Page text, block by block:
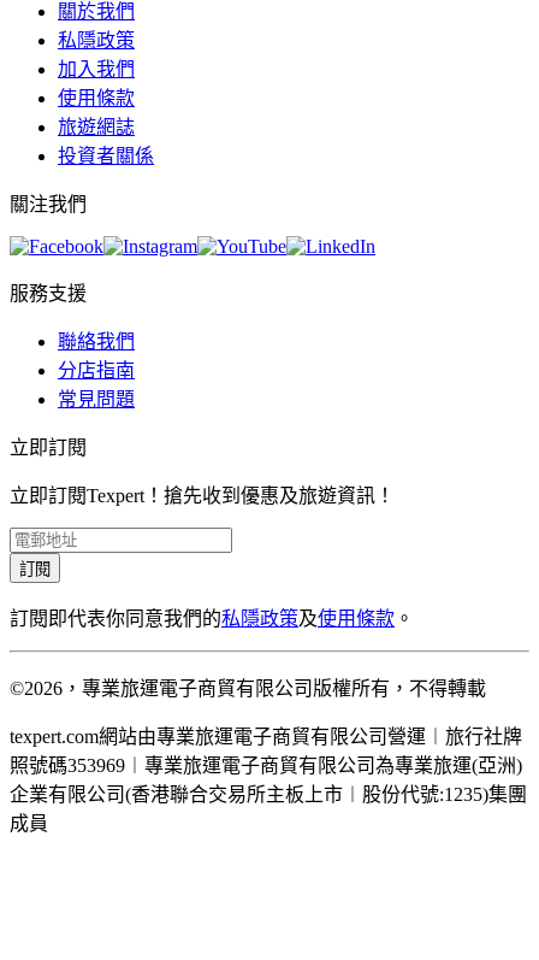
關於我們
私隱政策
加入我們
使用條款
旅遊網誌
投資者關係
關注我們
服務支援
聯絡我們
分店指南
常見問題
立即訂閱
立即訂閱Texpert！搶先收到優惠及旅遊資訊！
訂閱
訂閱即代表你同意我們的私隱政策及使用條款 。
©2026，專業旅運電子商貿有限公司版權所有，不得轉載
texpert.com網站由專業旅運電子商貿有限公司營運︱旅行社牌
照號碼353969︱專業旅運電子商貿有限公司為專業旅運(亞洲)
企業有限公司(香港聯合交易所主板上市︱股份代號:1235)集團
成員